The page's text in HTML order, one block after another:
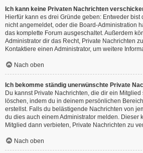
Ich kann keine Privaten Nachrichten
Hierfür kann es drei Gründe geben: Entweder bist
nicht angemeldet, oder die Board-Administration
das komplette Forum ausgeschaltet. Außerdem
Administrator dir das Recht, Private Nachrichten
Kontaktiere einen Administrator, um weitere
Nach oben
Ich bekomme ständig unerwünschte Private
Du kannst Private Nachrichten, die dir ein Mitglied
löschen, indem du in deinem persönlichen
erstellst. Falls du belästigende Nachrichten von
du dies auch einem Administrator melden. Dieser
Mitglied dann verbieten, Private Nachrichten zu
Nach oben